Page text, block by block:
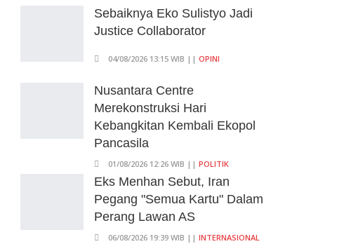
Ditolak, Gagal Dapat Ganti
Rugi Rp 206 Juta
KPK Ungkap Pejabat
Kemenhut Terima Uang 12.500
Dollar Singapura Dari Bupati
Kuansing
05/08/2026 20:37 WIB ||
Sebaiknya Eko Sulistyo Jadi
Justice Collaborator
04/08/2026 13:15 WIB || OPINI
Nusantara Centre
Merekonstruksi Hari
Kebangkitan Kembali Ekopol
Pancasila
01/08/2026 12:26 WIB || POLITIK
Eks Menhan Sebut, Iran
Pegang "Semua Kartu" Dalam
Perang Lawan AS
06/08/2026 19:39 WIB || INTERNASIONAL